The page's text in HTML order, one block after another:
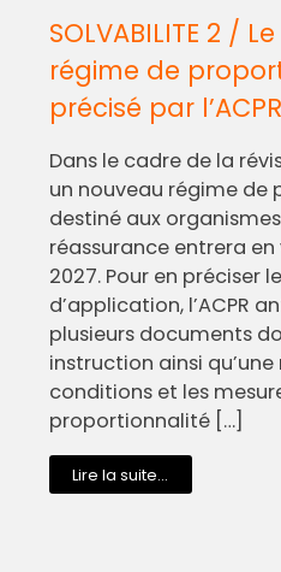
SOLVABILITE 2 /
régime de
précisé par l’ACPR
Dans le cadre de la
un nouveau régime
destiné aux
réassurance entrera
2027. Pour en préciser
d’application, l’ACPR
plusieurs documents
instruction ainsi
conditions et les
proportionnalité […]
Lire la suite...